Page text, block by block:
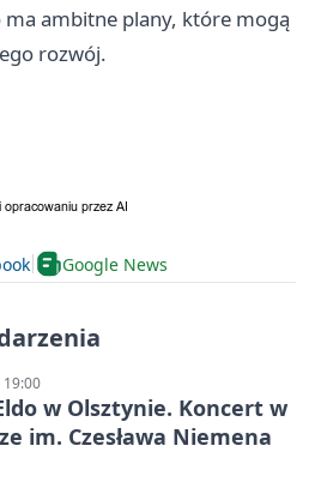
ambitne plany, które mogą
rozwój.
Google News
w Olsztynie. Koncert w
im. Czesława Niemena